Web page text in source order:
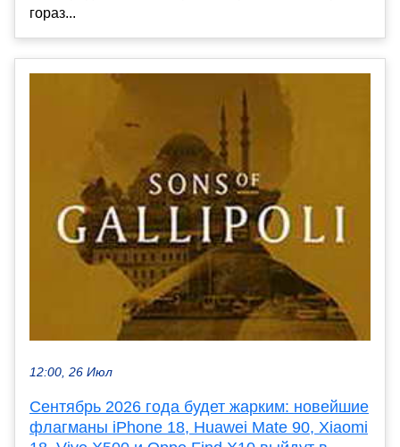
гораз...
12:00, 26 Июл
Сентябрь 2026 года будет жарким: новейшие
флагманы iPhone 18, Huawei Mate 90, Xiaomi